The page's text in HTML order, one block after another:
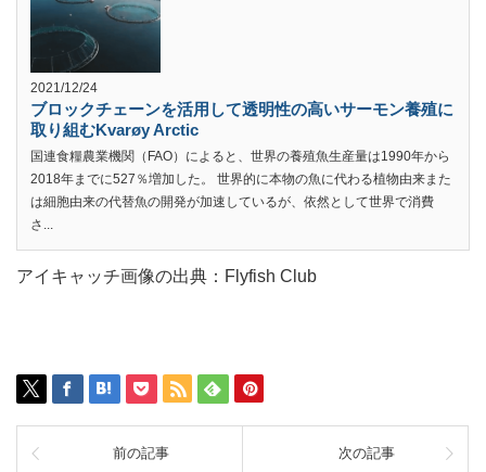
2021/12/24
ブロックチェーンを活用して透明性の高いサーモン養殖に
取り組むKvarøy Arctic
国連食糧農業機関（FAO）によると、世界の養殖魚生産量は1990年から
2018年までに527％増加した。 世界的に本物の魚に代わる植物由来また
は細胞由来の代替魚の開発が加速しているが、依然として世界で消費
さ...
アイキャッチ画像の出典：Flyfish Club
前の記事 次の記事